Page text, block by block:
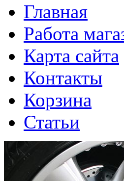
Главная
Работа
Карта сайта
Контакты
Корзина
Статьи